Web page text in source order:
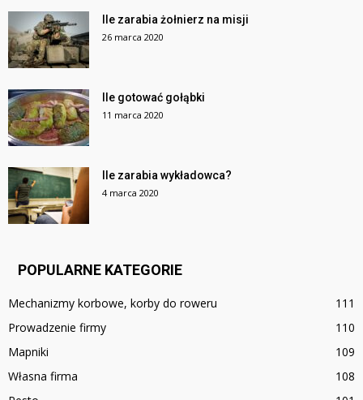
Ile zarabia żołnierz na misji
26 marca 2020
Ile gotować gołąbki
11 marca 2020
Ile zarabia wykładowca?
4 marca 2020
POPULARNE KATEGORIE
Mechanizmy korbowe, korby do roweru
111
Prowadzenie firmy
110
Mapniki
109
Własna firma
108